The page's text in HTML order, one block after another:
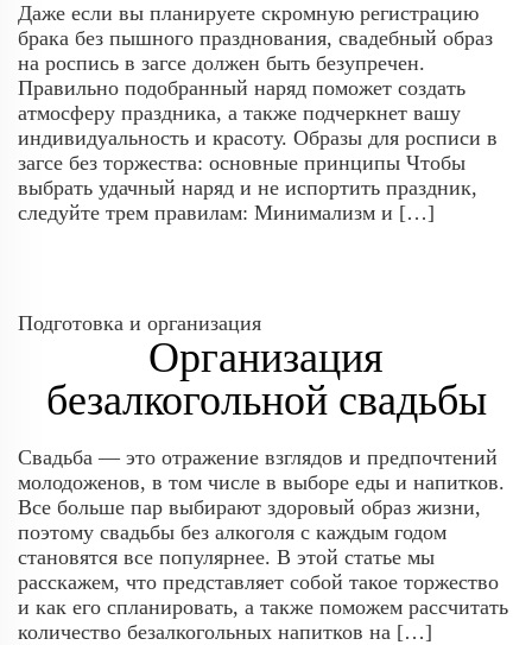
Даже если вы планируете скромную регистрацию
брака без пышного празднования, свадебный образ
на роспись в загсе должен быть безупречен.
Правильно подобранный наряд поможет создать
атмосферу праздника, а также подчеркнет вашу
индивидуальность и красоту. Образы для росписи в
загсе без торжества: основные принципы Чтобы
выбрать удачный наряд и не испортить праздник,
следуйте трем правилам: Минимализм и […]
Подготовка и организация
Организация
безалкогольной свадьбы
Свадьба — это отражение взглядов и предпочтений
молодоженов, в том числе в выборе еды и напитков.
Все больше пар выбирают здоровый образ жизни,
поэтому свадьбы без алкоголя с каждым годом
становятся все популярнее. В этой статье мы
расскажем, что представляет собой такое торжество
и как его спланировать, а также поможем рассчитать
количество безалкогольных напитков на […]